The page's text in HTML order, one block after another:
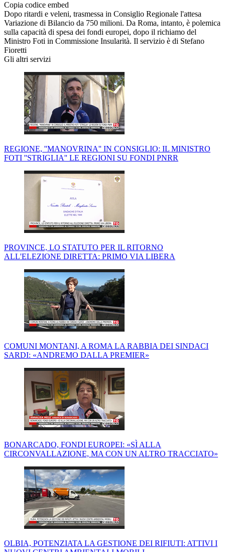
Copia codice embed
Dopo ritardi e veleni, trasmessa in Consiglio Regionale l'attesa
Variazione di Bilancio da 750 milioni. Da Roma, intanto, è polemica
sulla capacità di spesa dei fondi europei, dopo il richiamo del
Ministro Foti in Commissione Insularità. Il servizio è di Stefano
Fioretti
Gli altri servizi
REGIONE, ''MANOVRINA'' IN CONSIGLIO: IL MINISTRO
FOTI ''STRIGLIA'' LE REGIONI SU FONDI PNRR
PROVINCE, LO STATUTO PER IL RITORNO
ALL'ELEZIONE DIRETTA: PRIMO VIA LIBERA
COMUNI MONTANI, A ROMA LA RABBIA DEI SINDACI
SARDI: «ANDREMO DALLA PREMIER»
BONARCADO, FONDI EUROPEI: «SÌ ALLA
CIRCONVALLAZIONE, MA CON UN ALTRO TRACCIATO»
OLBIA, POTENZIATA LA GESTIONE DEI RIFIUTI: ATTIVI I